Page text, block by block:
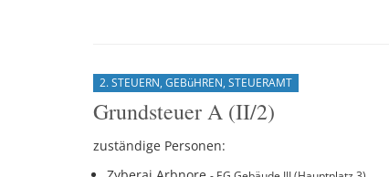
2. STEUERN, GEBüHREN, STEUERAMT
Grundsteuer A (II/2)
zuständige Personen: